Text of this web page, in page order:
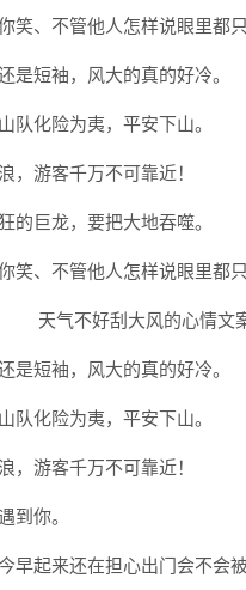
笑、不管他人怎样说眼里都只
是短袖，风大的真的好冷。
队化险为夷，平安下山。
，游客千万不可靠近！
的巨龙，要把大地吞噬。
笑、不管他人怎样说眼里都只
是短袖，风大的真的好冷。
队化险为夷，平安下山。
，游客千万不可靠近！
到你。
早起来还在担心出门会不会被